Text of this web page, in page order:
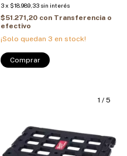
3x $18.989,33 sin interés
$51.271,20 con Transferencia o
efectivo
¡Solo quedan 3 en stock!
1 / 5